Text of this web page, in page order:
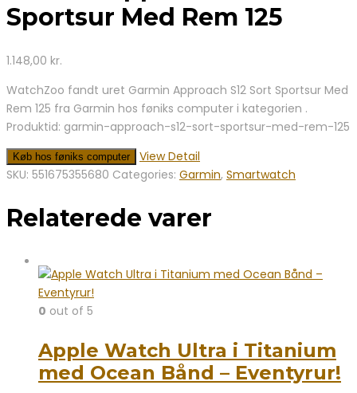
Sportsur Med Rem 125
1.148,00 kr.
WatchZoo fandt uret Garmin Approach S12 Sort Sportsur Med
Rem 125 fra Garmin hos føniks computer i kategorien .
Produktid: garmin-approach-s12-sort-sportsur-med-rem-125
Køb hos føniks computer
View Detail
SKU: 551675355680 Categories: Garmin, Smartwatch
Relaterede varer
0 out of 5
Apple Watch Ultra i Titanium
med Ocean Bånd – Eventyrur!